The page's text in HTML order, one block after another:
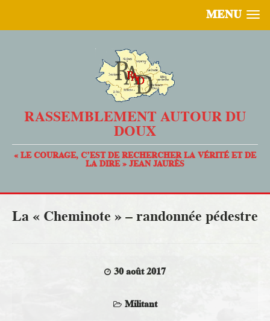
MENU
RASSEMBLEMENT AUTOUR DU
DOUX
« LE COURAGE, C’EST DE RECHERCHER LA VÉRITÉ ET DE
LA DIRE » JEAN JAURÈS
La « Cheminote » – randonnée pédestre
30 août 2017
Militant